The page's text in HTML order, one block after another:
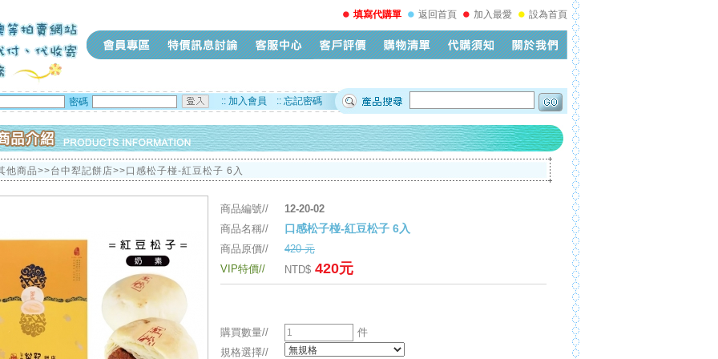
填寫代購單 返回首頁 加入最愛 設為首頁
密碼 :: 加入會員 :: 忘記密碼
他商品>>台中犁記餅店>>口感松子椪-紅豆松子 6入
商品編號//
12-20-02
商品名稱//
口感松子椪-紅豆松子 6入
商品原價//
420 元
VIP特價//
NTD$ 420元
購買數量//
件
規格選擇//